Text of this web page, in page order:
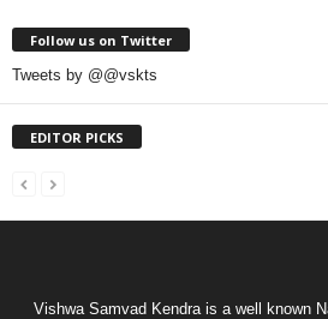
Follow us on Twitter
Tweets by @@vskts
EDITOR PICKS
Vishwa Samvad Kendra is a well known